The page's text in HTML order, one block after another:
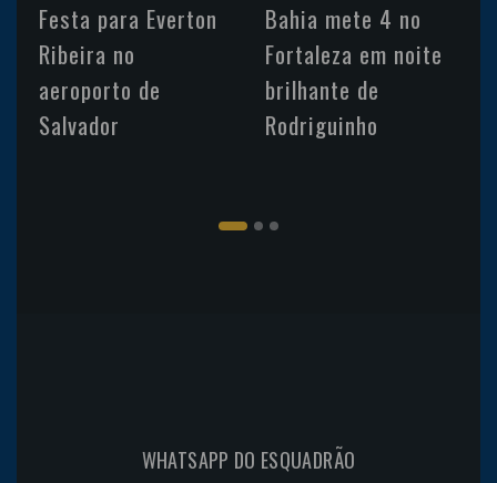
Festa para Everton
Ribeira no
aeroporto de
Salvador
Bahia mete 4 no
Fortaleza em noite
brilhante de
Rodriguinho
WHATSAPP DO ESQUADRÃO